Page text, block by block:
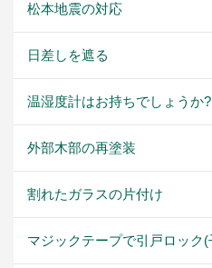
松本地震の対応
日差しを遮る
温湿度計はお持ちでしょうか?
外部木部の再塗装
割れたガラスの片付け
マジックテープで引戸ロック